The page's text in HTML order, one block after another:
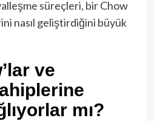
süreçleri, bir Chow
nasıl geliştirdiğini büyük
ve
mı?